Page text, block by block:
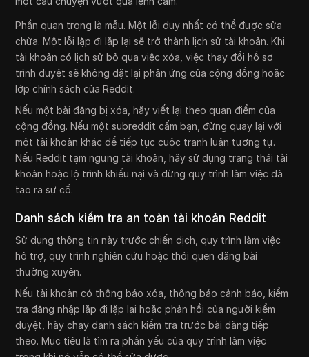
Phần quan trọng là mẫu. Một lỗi duy nhất có thể được sửa
chữa. Một lỗi lặp đi lặp lại sẽ trở thành lịch sử tài khoản. Khi
tài khoản có lịch sử bỏ qua việc xóa, việc thay đổi hồ sơ
trình duyệt sẽ không đặt lại phản ứng của cộng đồng hoặc
lớp chính sách của Reddit.
Nếu một bài đăng bị xóa, hãy viết lại theo quan điểm của
cộng đồng. Nếu một subreddit cấm bạn, đừng quay lại với
một tài khoản khác để tiếp tục cuộc tranh luận tương tự.
Nếu Reddit tạm ngưng tài khoản, hãy sử dụng trạng thái tài
khoản hoặc lộ trình khiếu nại và dừng quy trình làm việc đã
tạo ra sự cố.
Danh sách kiểm tra an toàn tài khoản Reddit
Sử dụng thông tin này trước chiến dịch, quy trình làm việc
hỗ trợ, quy trình nghiên cứu hoặc thói quen đăng bài
thường xuyên.
Nếu tài khoản có thông báo xóa, thông báo cảnh báo, kiểm
tra đăng nhập lặp đi lặp lại hoặc phản hồi của người kiểm
duyệt, hãy chạy danh sách kiểm tra trước bài đăng tiếp
theo. Mục tiêu là tìm ra phần yếu của quy trình làm việc